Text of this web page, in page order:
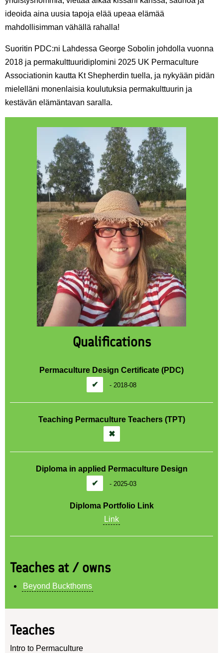
ideoida aina uusia tapoja elää upeaa elämää
mahdollisimman vähällä rahalla!
Suoritin PDC:ni Lahdessa George Sobolin johdolla vuonna
2018 ja permakulttuuridiplomini 2025 UK Permaculture
Associationin kautta Kt Shepherdin tuella, ja nykyään pidän
mielelläni monenlaisia koulutuksia permakulttuurin ja
kestävän elämäntavan saralla.
Qualifications
Permaculture Design Certificate (PDC)
✔
- 2018-08
Teaching Permaculture Teachers (TPT)
✖
Diploma in applied Permaculture Design
✔
- 2025-03
Diploma Portfolio Link
Link
Teaches at / owns
Beyond Buckthorns
Teaches
Intro to Permaculture